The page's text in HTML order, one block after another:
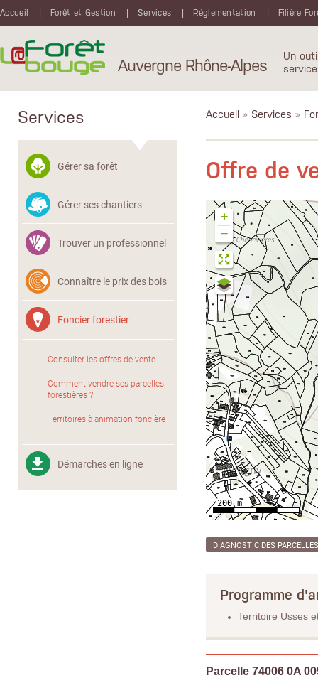
Accueil
Forêt et Gestion Services Réglementation Filière
Auvergne Rhône-Alpes
Un
Services
Gérer sa forêt
Gérer ses chantiers
Trouver un professionnel
Connaître le prix des bois
Foncier forestier
Consulter les offres de vente
Comment vendre ses parcelles
forestières ?
Territoires à animation foncière
Démarches en ligne
Accueil » Services »
Offre de
+
−
DIAGNOSTIC DES PARCELLES
Programme
Territoire Usses
Parcelle 74006 0A